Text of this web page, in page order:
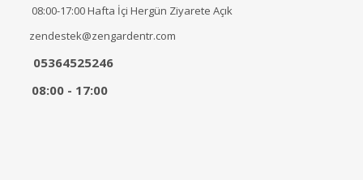
08:00-17:00 Hafta İçi Hergün Ziyarete Açık
zendestek@zengardentr.com
05364525246
08:00 - 17:00